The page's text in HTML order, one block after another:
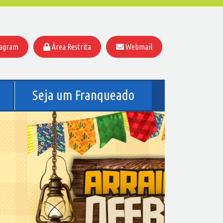
Webmail
Área Restrita
Seja um Franqueado